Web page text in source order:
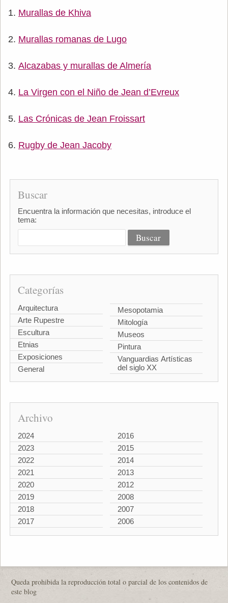
Murallas de Khiva
Murallas romanas de Lugo
Alcazabas y murallas de Almería
La Virgen con el Niño de Jean d’Evreux
Las Crónicas de Jean Froissart
Rugby de Jean Jacoby
Buscar
Encuentra la información que necesitas, introduce el
tema:
Categorías
Arquitectura
Arte Rupestre
Escultura
Etnias
Exposiciones
General
Mesopotamia
Mitología
Museos
Pintura
Vanguardias Artísticas
del siglo XX
Archivo
2024
2023
2022
2021
2020
2019
2018
2017
2016
2015
2014
2013
2012
2008
2007
2006
Queda prohibida la reproducción total o parcial de los contenidos de
este blog